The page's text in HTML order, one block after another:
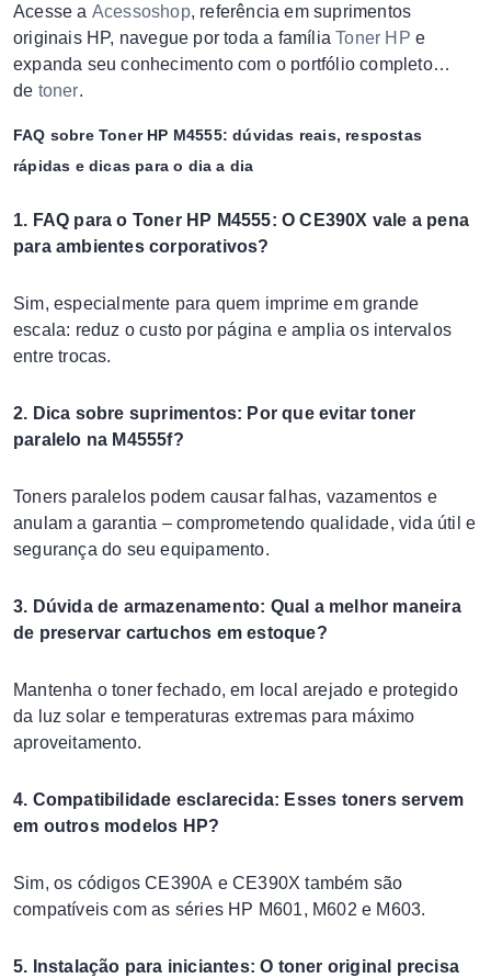
Acesse a Acessoshop, referência em suprimentos
originais HP, navegue por toda a famíliaToner HP e
expanda seu conhecimento com o portfólio completo
de toner.
FAQ sobre Toner HP M4555: dúvidas reais, respostas
rápidas e dicas para o dia a dia
1. FAQ para o Toner HP M4555: O CE390X vale a pena
para ambientes corporativos?
Sim, especialmente para quem imprime em grande
escala: reduz o custo por página e amplia os intervalos
entre trocas.
2. Dica sobre suprimentos: Por que evitar toner
paralelo na M4555f?
Toners paralelos podem causar falhas, vazamentos e
anulam a garantia – comprometendo qualidade, vida útil e
segurança do seu equipamento.
3. Dúvida de armazenamento: Qual a melhor maneira
de preservar cartuchos em estoque?
Mantenha o toner fechado, em local arejado e protegido
da luz solar e temperaturas extremas para máximo
aproveitamento.
4. Compatibilidade esclarecida: Esses toners servem
em outros modelos HP?
Sim, os códigos CE390A e CE390X também são
compatíveis com as séries HP M601, M602 e M603.
5. Instalação para iniciantes: O toner original precisa